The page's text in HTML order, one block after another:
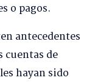
o pagos.
antecedentes
cuentas de
hayan sido